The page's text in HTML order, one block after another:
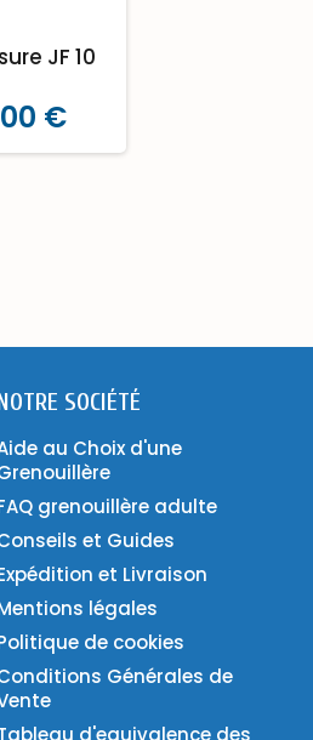
JF 10
€
NOTRE SOCIÉTÉ
au Choix d'une
grenouillère adulte
et Guides
et Livraison
légales
de cookies
Générales de
d'equivalence des